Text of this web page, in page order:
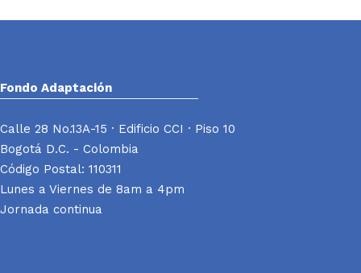
Fondo Adaptación
Calle 28 No.13A-15 · Edificio CCI · Piso 10
Bogotá D.C. - Colombia
Código Postal: 110311
Lunes a Viernes de 8am a 4pm
Jornada continua